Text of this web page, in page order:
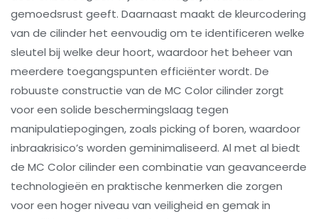
gemoedsrust geeft. Daarnaast maakt de kleurcodering
van de cilinder het eenvoudig om te identificeren welke
sleutel bij welke deur hoort, waardoor het beheer van
meerdere toegangspunten efficiënter wordt. De
robuuste constructie van de MC Color cilinder zorgt
voor een solide beschermingslaag tegen
manipulatiepogingen, zoals picking of boren, waardoor
inbraakrisico’s worden geminimaliseerd. Al met al biedt
de MC Color cilinder een combinatie van geavanceerde
technologieën en praktische kenmerken die zorgen
voor een hoger niveau van veiligheid en gemak in